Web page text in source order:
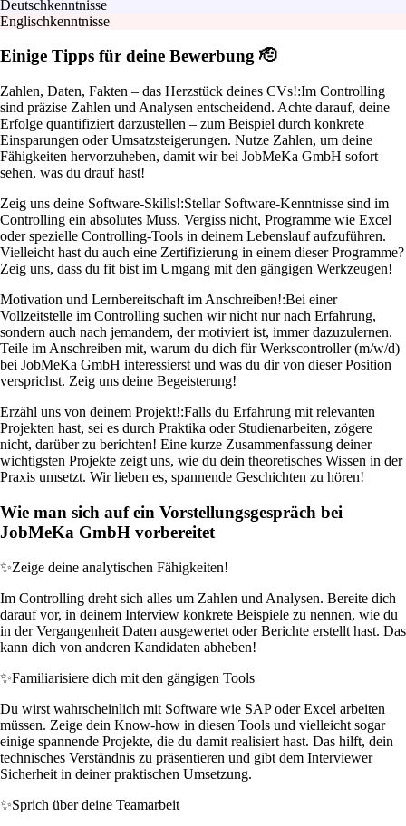
Deutschkenntnisse
Englischkenntnisse
Einige Tipps für deine Bewerbung 🫡
Zahlen, Daten, Fakten – das Herzstück deines CVs!:Im Controlling
sind präzise Zahlen und Analysen entscheidend. Achte darauf, deine
Erfolge quantifiziert darzustellen – zum Beispiel durch konkrete
Einsparungen oder Umsatzsteigerungen. Nutze Zahlen, um deine
Fähigkeiten hervorzuheben, damit wir bei JobMeKa GmbH sofort
sehen, was du drauf hast!
Zeig uns deine Software-Skills!:Stellar Software-Kenntnisse sind im
Controlling ein absolutes Muss. Vergiss nicht, Programme wie Excel
oder spezielle Controlling-Tools in deinem Lebenslauf aufzuführen.
Vielleicht hast du auch eine Zertifizierung in einem dieser Programme?
Zeig uns, dass du fit bist im Umgang mit den gängigen Werkzeugen!
Motivation und Lernbereitschaft im Anschreiben!:Bei einer
Vollzeitstelle im Controlling suchen wir nicht nur nach Erfahrung,
sondern auch nach jemandem, der motiviert ist, immer dazuzulernen.
Teile im Anschreiben mit, warum du dich für Werkscontroller (m/w/d)
bei JobMeKa GmbH interessierst und was du dir von dieser Position
versprichst. Zeig uns deine Begeisterung!
Erzähl uns von deinem Projekt!:Falls du Erfahrung mit relevanten
Projekten hast, sei es durch Praktika oder Studienarbeiten, zögere
nicht, darüber zu berichten! Eine kurze Zusammenfassung deiner
wichtigsten Projekte zeigt uns, wie du dein theoretisches Wissen in der
Praxis umsetzt. Wir lieben es, spannende Geschichten zu hören!
Wie man sich auf ein Vorstellungsgespräch bei
JobMeKa GmbH vorbereitet
✨Zeige deine analytischen Fähigkeiten!
Im Controlling dreht sich alles um Zahlen und Analysen. Bereite dich
darauf vor, in deinem Interview konkrete Beispiele zu nennen, wie du
in der Vergangenheit Daten ausgewertet oder Berichte erstellt hast. Das
kann dich von anderen Kandidaten abheben!
✨Familiarisiere dich mit den gängigen Tools
Du wirst wahrscheinlich mit Software wie SAP oder Excel arbeiten
müssen. Zeige dein Know-how in diesen Tools und vielleicht sogar
einige spannende Projekte, die du damit realisiert hast. Das hilft, dein
technisches Verständnis zu präsentieren und gibt dem Interviewer
Sicherheit in deiner praktischen Umsetzung.
✨Sprich über deine Teamarbeit